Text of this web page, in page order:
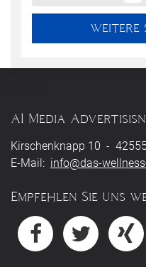
WEITERE
AI Media
Kirschenknapp 10 -
E-Mail: info@das-
Empfehlen Sie uns